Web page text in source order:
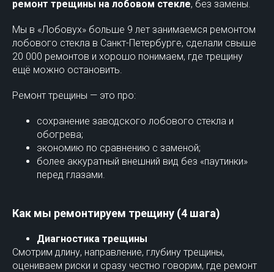
ремонт трещины на лобовом стекле, без замены.
Мы в «Лобовух» больше 9 лет занимаемся ремонтом
лобового стекла в Санкт-Петербурге, сделали свыше
20 000 ремонтов и хорошо понимаем, где трещину
ещё можно остановить.
Ремонт трещины — это про:
сохранение заводского лобового стекла и
обогрева;
экономию по сравнению с заменой;
более аккуратный внешний вид без «паутинки»
перед глазами.
Как мы ремонтируем трещину (4 шага)
Диагностика трещины
Смотрим длину, направление, глубину трещины,
оцениваем риски и сразу честно говорим, где ремонт